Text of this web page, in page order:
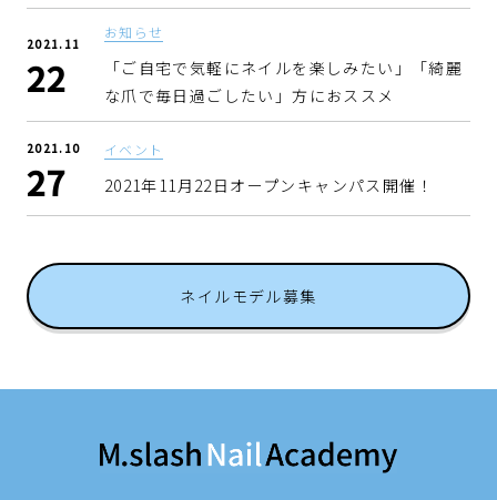
2021.11
22
お知らせ
「ご自宅で気軽にネイルを楽しみたい」「綺麗
な爪で毎日過ごしたい」方におススメ
2021.10
27
イベント
2021年11月22日オープンキャンパス開催！
ネイルモデル募集